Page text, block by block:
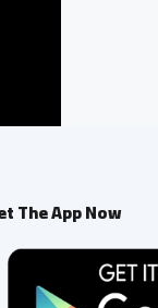
The App Now